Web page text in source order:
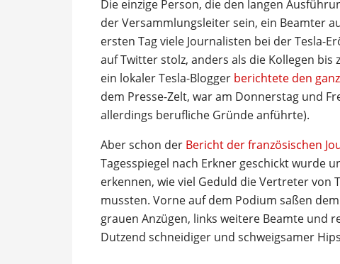
Die einzige Person, die den langen
der Versammlungsleiter sein, ein Beamter
ersten Tag viele Journalisten bei der Tesla-
auf Twitter stolz, anders als die Kollegen
ein lokaler Tesla-Blogger berichtete den
dem Presse-Zelt, war am Donnerstag und
allerdings berufliche Gründe anführte).
Aber schon der Bericht der französischen
Tagesspiegel nach Erkner geschickt wurde
erkennen, wie viel Geduld die Vertreter von
mussten. Vorne auf dem Podium saßen
grauen Anzügen, links weitere Beamte und
Dutzend schneidiger und schweigsamer